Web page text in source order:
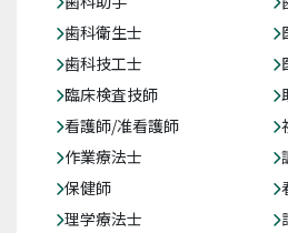
歯科衛生士
歯科技工士
臨床検査技師
看護師/准看護師
作業療法士
保健師
理学療法士